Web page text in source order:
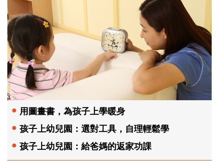
用圖畫書，為孩子上學暖身
孩子上幼兒園：選對工具，自理輕鬆學
孩子上幼兒園：給爸媽的返家功課